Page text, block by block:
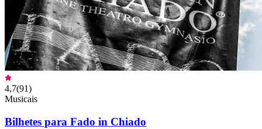
4,7(91)
Musicais
Bilhetes para Fado in Chiado